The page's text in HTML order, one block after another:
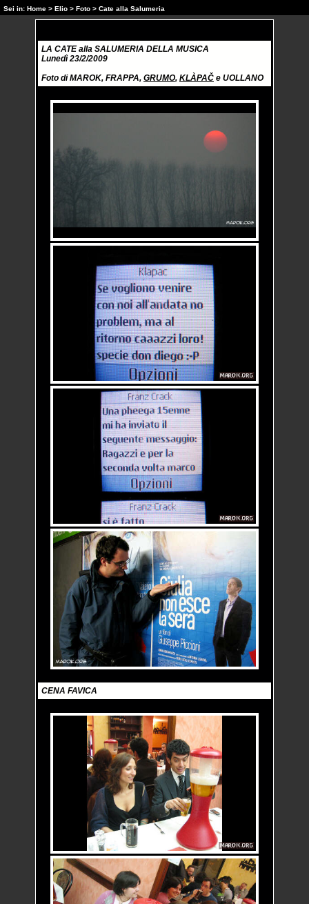
Sei in: Home > Elio > Foto > Cate alla Salumeria
LA CATE alla SALUMERIA DELLA MUSICA
Lunedì 23/2/2009
Foto di MAROK, FRAPPA, GRUMO, KLÀPAČ e UOLLANO
CENA FAVICA